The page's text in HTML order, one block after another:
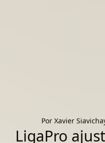
Por Xavier
LigaPro